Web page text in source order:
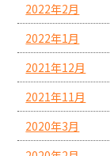
2022年2月
2022年1月
2021年12月
2021年11月
2020年3月